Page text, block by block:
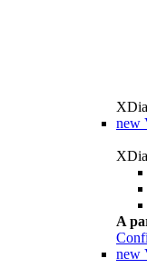
new
A
new